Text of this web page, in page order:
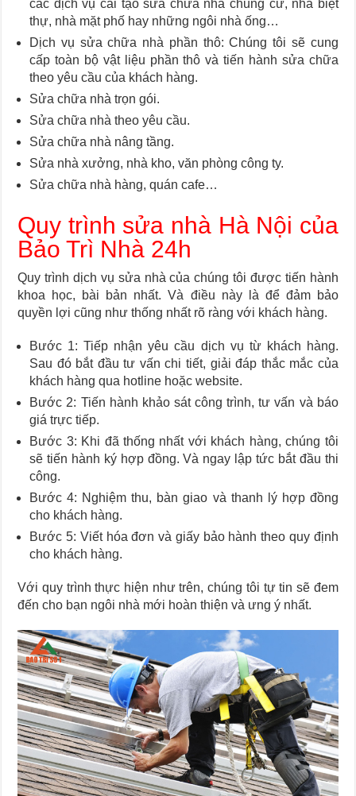
các dịch vụ cải tạo sửa chữa nhà chung cư, nhà biệt
thự, nhà mặt phố hay những ngôi nhà ống…
Dịch vụ sửa chữa nhà phần thô: Chúng tôi sẽ cung
cấp toàn bộ vật liệu phần thô và tiến hành sửa chữa
theo yêu cầu của khách hàng.
Sửa chữa nhà trọn gói.
Sửa chữa nhà theo yêu cầu.
Sửa chữa nhà nâng tầng.
Sửa nhà xưởng, nhà kho, văn phòng công ty.
Sửa chữa nhà hàng, quán cafe…
Quy trình sửa nhà Hà Nội của
Bảo Trì Nhà 24h
Quy trình dịch vụ sửa nhà của chúng tôi được tiến hành
khoa học, bài bản nhất. Và điều này là để đảm bảo
quyền lợi cũng như thống nhất rõ ràng với khách hàng.
Bước 1: Tiếp nhận yêu cầu dịch vụ từ khách hàng.
Sau đó bắt đầu tư vấn chi tiết, giải đáp thắc mắc của
khách hàng qua hotline hoặc website.
Bước 2: Tiến hành khảo sát công trình, tư vấn và báo
giá trực tiếp.
Bước 3: Khi đã thống nhất với khách hàng, chúng tôi
sẽ tiến hành ký hợp đồng. Và ngay lập tức bắt đầu thi
công.
Bước 4: Nghiệm thu, bàn giao và thanh lý hợp đồng
cho khách hàng.
Bước 5: Viết hóa đơn và giấy bảo hành theo quy định
cho khách hàng.
Với quy trình thực hiện như trên, chúng tôi tự tin sẽ đem
đến cho bạn ngôi nhà mới hoàn thiện và ưng ý nhất.